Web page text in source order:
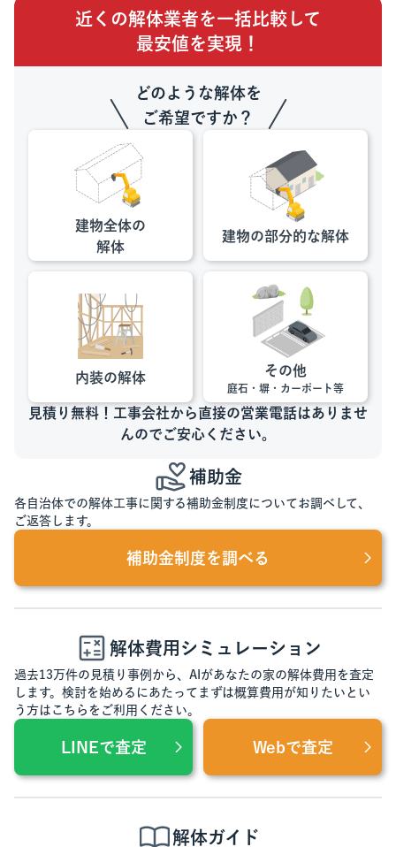
近くの解体業者を一括比較して
最安値を実現！
どのような解体を
ご希望ですか？
建物全体の
解体
建物の部分的な解体
内装の解体 その他
庭石・塀・カーポート等
見積り無料！工事会社から直接の営業電話はありませ
んのでご安心ください。
補助金
各自治体での解体工事に関する補助金制度についてお調べして、
ご返答します。
補助金制度を調べる
解体費用シミュレーション
過去13万件の見積り事例から、AIがあなたの家の解体費用を査定
します。検討を始めるにあたってまずは概算費用が知りたいとい
う方はこちらをご利用ください。
LINEで査定 Webで査定
解体ガイド